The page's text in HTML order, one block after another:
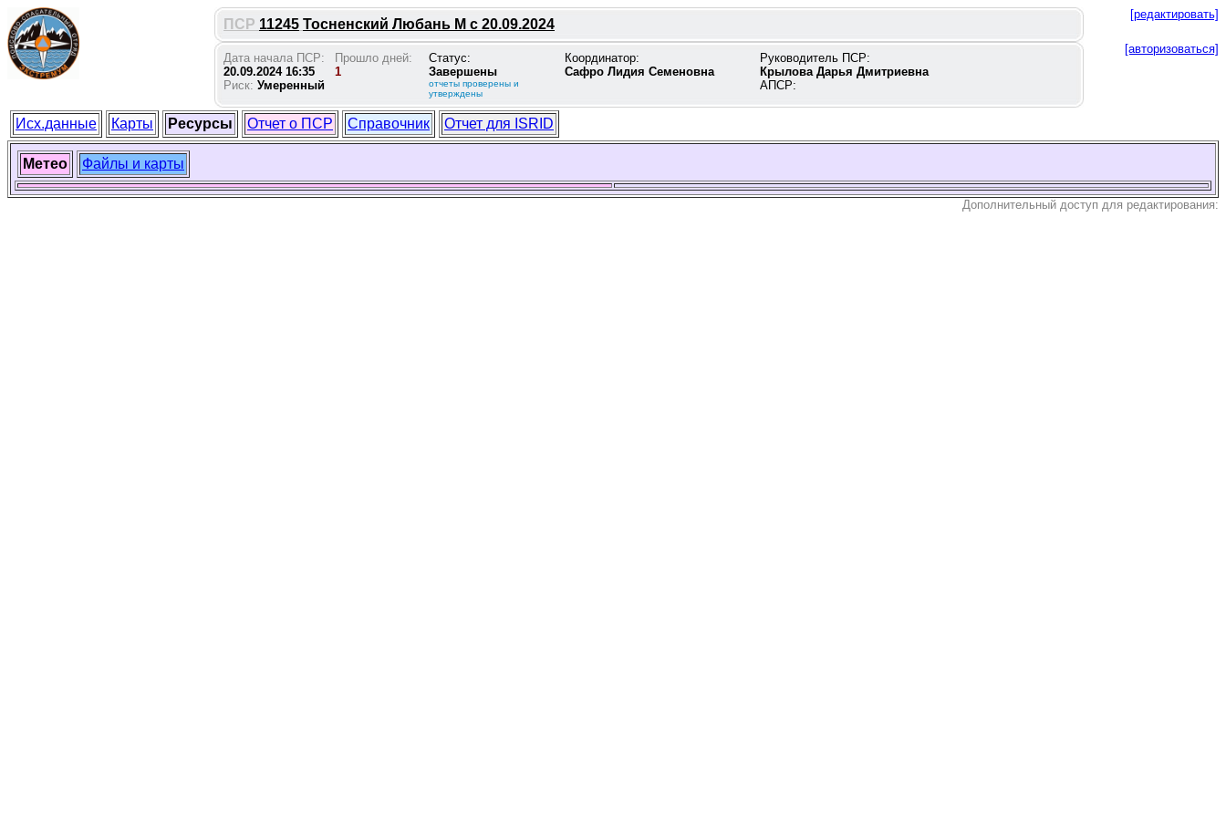
ПСР 11245 Тосненский Любань М с 20.09.2024
[редактировать]
Дата начала ПСР:
20.09.2024 16:35
Риск: Умеренный
Прошло дней:
1
Статус:
Завершены
отчеты проверены и
утверждены
Координатор:
Сафро Лидия Семеновна
Руководитель ПСР:
Крылова Дарья Дмитриевна
АПСР:
[авторизоваться]
Исх.данные Карты Ресурсы Отчет о ПСР Справочник Отчет для ISRID
Метео Файлы и карты
Дополнительный доступ для редактирования: